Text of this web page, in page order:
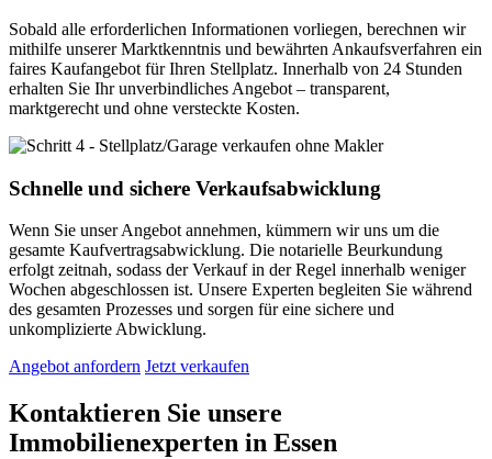
Sobald alle erforderlichen Informationen vorliegen, berechnen wir
mithilfe unserer Marktkenntnis und bewährten Ankaufsverfahren ein
faires Kaufangebot für Ihren Stellplatz. Innerhalb von 24 Stunden
erhalten Sie Ihr unverbindliches Angebot – transparent,
marktgerecht und ohne versteckte Kosten.
Schnelle und sichere Verkaufsabwicklung
Wenn Sie unser Angebot annehmen, kümmern wir uns um die
gesamte Kaufvertragsabwicklung. Die notarielle Beurkundung
erfolgt zeitnah, sodass der Verkauf in der Regel innerhalb weniger
Wochen abgeschlossen ist. Unsere Experten begleiten Sie während
des gesamten Prozesses und sorgen für eine sichere und
unkomplizierte Abwicklung.
Angebot anfordern Jetzt verkaufen
Kontaktieren Sie unsere
Immobilienexperten in Essen